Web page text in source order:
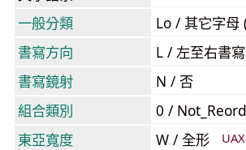
一般分類
Lo / 其它字
書寫方向
L / 左至右書寫
書寫鏡射
N / 否
組合類別
0 /
東亞寬度
W / 全形